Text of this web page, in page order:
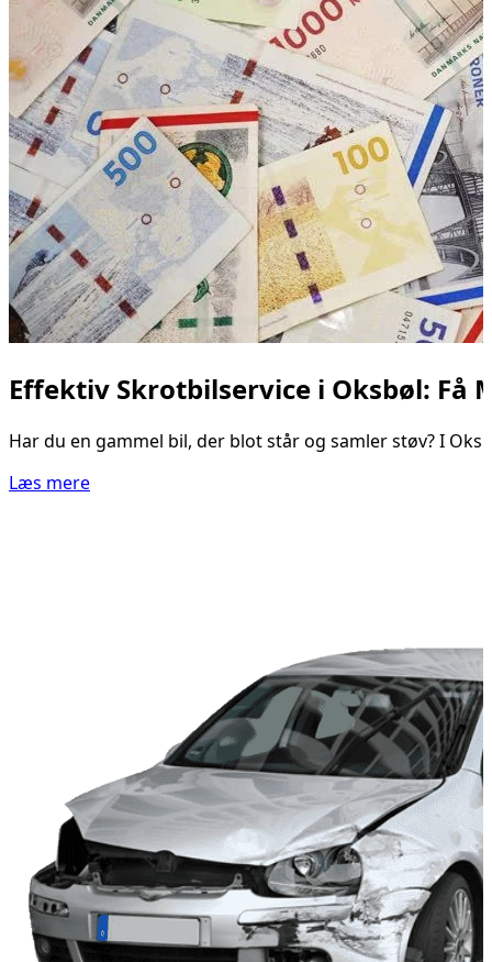
Effektiv Skrotbilservice i Oksbøl: Få
Har du en gammel bil, der blot står og samler støv? I
Læs mere